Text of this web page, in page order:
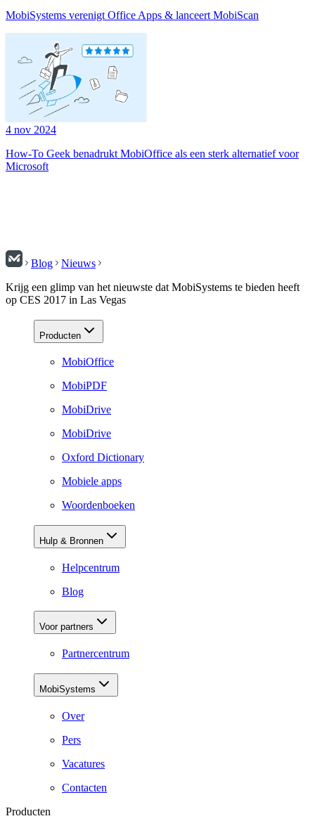
MobiSystems verenigt Office Apps & lanceert MobiScan
4 nov 2024
How-To Geek benadrukt MobiOffice als een sterk alternatief voor
Microsoft
Blog
Nieuws
Krijg een glimp van het nieuwste dat MobiSystems te bieden heeft
op CES 2017 in Las Vegas
Producten
MobiOffice
MobiPDF
MobiDrive
MobiDrive
Oxford Dictionary
Mobiele apps
Woordenboeken
Hulp & Bronnen
Helpcentrum
Blog
Voor partners
Partnercentrum
MobiSystems
Over
Pers
Vacatures
Contacten
Producten